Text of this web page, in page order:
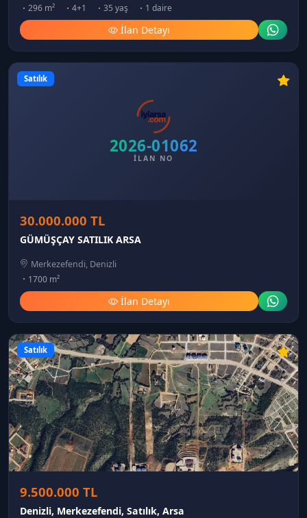
296 m² 4+1 35 yaş 1 daire
İlan Detayı
2026-01062
İLAN NO
Satılık
30.000.000 TL
GÜMÜŞÇAY SATILIK ARSA
Merkezefendi, Denizli
1700 m²
İlan Detayı
Satılık
9.500.000 TL
Denizli, Merkezefendi, Satılık, Arsa